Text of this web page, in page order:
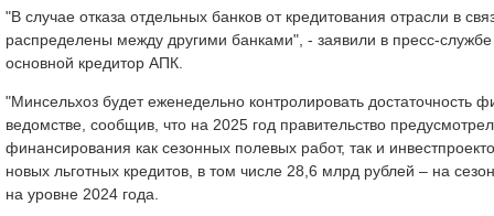
"В случае отказа отдельных банков от кредитования отрасли в
распределены между другими банками", - заявили в пресс-
основной кредитор АПК.
"Минсельхоз будет еженедельно контролировать
ведомстве, сообщив, что на 2025 год правительство
финансирования как сезонных полевых работ, так и
новых льготных кредитов, в том числе 28,6 млрд рублей – на
на уровне 2024 года.